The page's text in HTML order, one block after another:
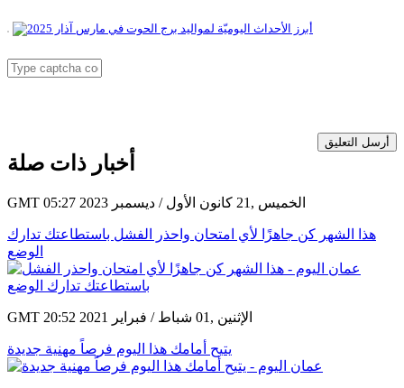
أرسل التعليق
أخبار ذات صلة
GMT 05:27 2023 الخميس ,21 كانون الأول / ديسمبر
هذا الشهر كن جاهزًا لأي امتحان واحذر الفشل باستطاعتك تدارك
الوضع
GMT 20:52 2021 الإثنين ,01 شباط / فبراير
يتيح أمامك هذا اليوم فرصاً مهنية جديدة